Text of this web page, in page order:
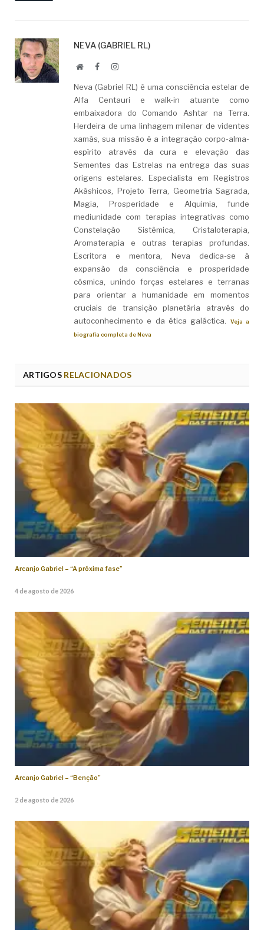
NEVA (GABRIEL RL)
WebsiteFacebookLinkedIn
Neva (Gabriel RL) é uma consciência estelar de
Alfa Centauri e walk-in atuante como
embaixadora do Comando Ashtar na Terra.
Herdeira de uma linhagem milenar de videntes
xamãs, sua missão é a integração corpo-alma-
espírito através da cura e elevação das
Sementes das Estrelas na entrega das suas
origens estelares. Especialista em Registros
Akáshicos, Projeto Terra, Geometria Sagrada,
Magia, Prosperidade e Alquimia, funde
mediunidade com terapias integrativas como
Constelação Sistêmica, Cristaloterapia,
Aromaterapia e outras terapias profundas.
Escritora e mentora, Neva dedica-se à
expansão da consciência e prosperidade
cósmica, unindo forças estelares e terranas
para orientar a humanidade em momentos
cruciais de transição planetária através do
autoconhecimento e da ética galáctica.
Veja a
biografia completa de Neva
ARTIGOSRELACIONADOS
Arcanjo Gabriel – “A próxima fase”
4 de agosto de 2026
Arcanjo Gabriel – “Benção”
2 de agosto de 2026